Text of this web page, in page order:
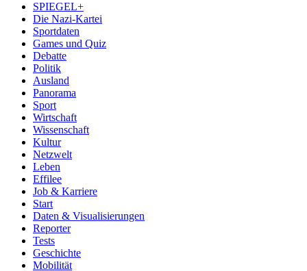
SPIEGEL+
Die Nazi-Kartei
Sportdaten
Games und Quiz
Debatte
Politik
Ausland
Panorama
Sport
Wirtschaft
Wissenschaft
Kultur
Netzwelt
Leben
Effilee
Job & Karriere
Start
Daten & Visualisierungen
Reporter
Tests
Geschichte
Mobilität